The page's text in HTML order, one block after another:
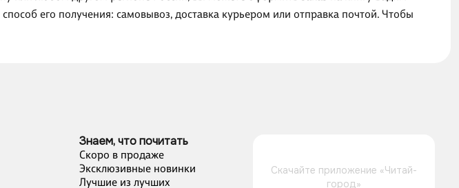
его получения: самовывоз, доставка курьером или отправка почтой. Чтобы
Знаем, что почитать
Скоро в продаже
Эксклюзивные новинки
Лучшие из лучших
Скачайте приложение «Читай-
город»